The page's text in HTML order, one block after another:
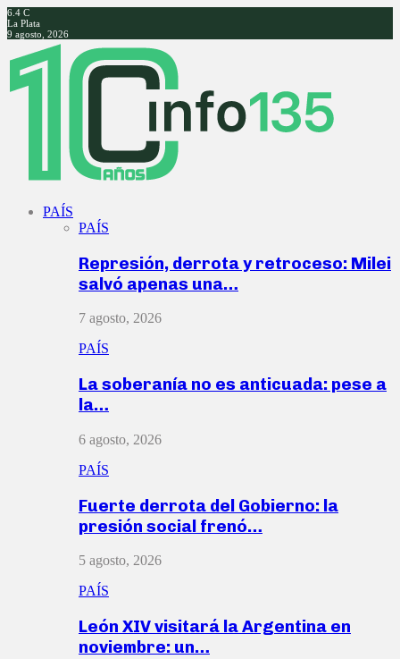
6.4 C
La Plata
9 agosto, 2026
Facebook
Twitter
Instagram
Youtube
PAÍS
PAÍS
Represión, derrota y retroceso: Milei
salvó apenas una…
7 agosto, 2026
PAÍS
La soberanía no es anticuada: pese a
la…
6 agosto, 2026
PAÍS
Fuerte derrota del Gobierno: la
presión social frenó…
5 agosto, 2026
PAÍS
León XIV visitará la Argentina en
noviembre: un…